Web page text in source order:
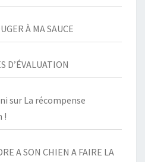
À MA SAUCE
D’ÉVALUATION
sur La récompense
!
A SON CHIEN A FAIRE LA